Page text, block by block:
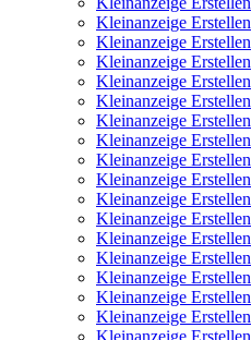
Kleinanzeige Erstellen
Kleinanzeige Erstellen
Kleinanzeige Erstellen
Kleinanzeige Erstellen
Kleinanzeige Erstellen
Kleinanzeige Erstellen
Kleinanzeige Erstellen
Kleinanzeige Erstellen
Kleinanzeige Erstellen
Kleinanzeige Erstellen
Kleinanzeige Erstellen
Kleinanzeige Erstellen
Kleinanzeige Erstellen
Kleinanzeige Erstellen
Kleinanzeige Erstellen
Kleinanzeige Erstellen
Kleinanzeige Erstellen